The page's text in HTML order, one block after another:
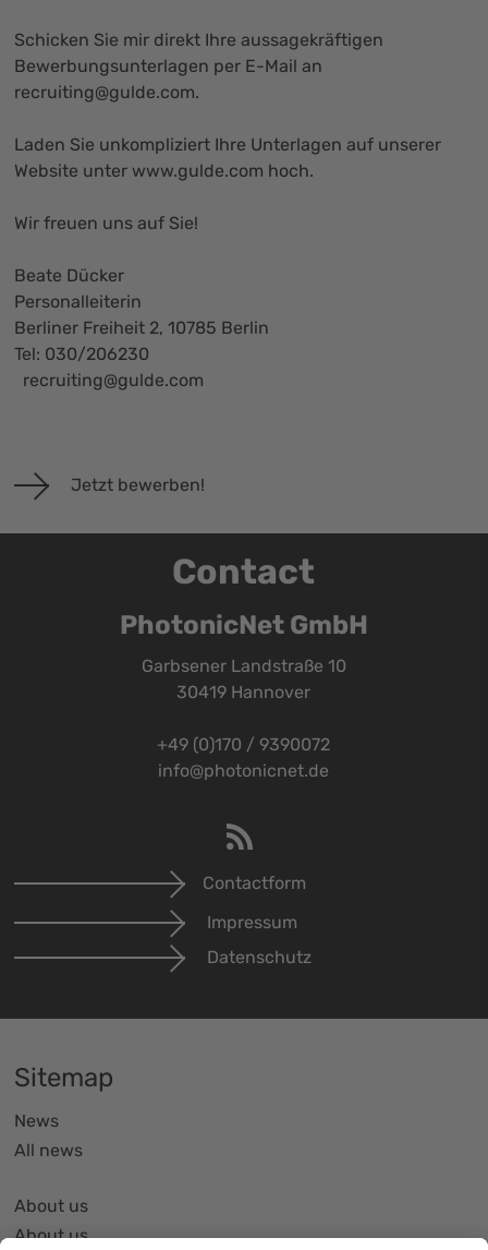
Schicken Sie mir direkt Ihre aussagekräftigen
Bewerbungsunterlagen per E-Mail an
recruiting@gulde.com.
Laden Sie unkompliziert Ihre Unterlagen auf unserer
Website unter www.gulde.com hoch.
Wir freuen uns auf Sie!
Beate Dücker
Personalleiterin
Berliner Freiheit 2, 10785 Berlin
Tel: 030/206230
recruiting@gulde.com
Jetzt bewerben!
Contact
PhotonicNet GmbH
Garbsener Landstraße 10
30419 Hannover
+49 (0)170 / 9390072
info@photonicnet.de
Contactform
Impressum
Datenschutz
Sitemap
News
All news
About us
About us